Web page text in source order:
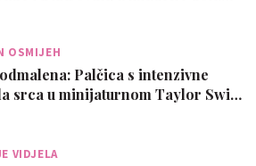
OSMIJEH
Palčica s intenzivne
srca u minijaturnom Taylor Swi…
VIDJELA